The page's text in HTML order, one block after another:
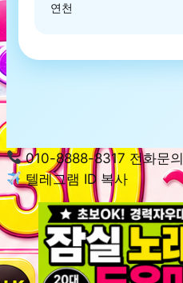
연천
010-8888-8317 전화문의
텔레그램 ID 복사